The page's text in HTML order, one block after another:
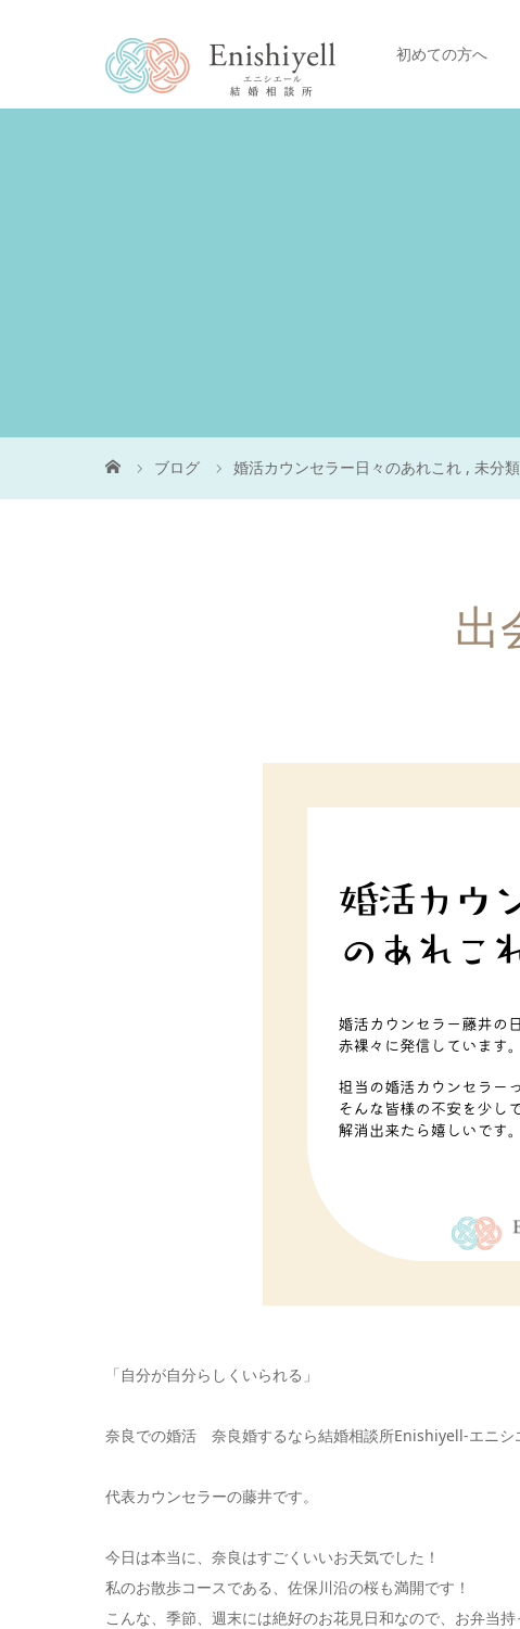
初めての方へ
ブログ 婚活カウンセラー日々のあれこれ , 未分類
出
「自分が自分らしくいられる」
奈良での婚活 奈良婚するなら結婚相談所Enishiyell-エニシ
代表カウンセラーの藤井です。
今日は本当に、奈良はすごくいいお天気でした！
私のお散歩コースである、佐保川沿の桜も満開です！
こんな、季節、週末には絶好のお花見日和なので、お弁当